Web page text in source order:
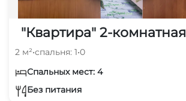
"Квартира" 2-комнатная
2 м²•спальня: 1•0
Спальных мест: 4
Без питания